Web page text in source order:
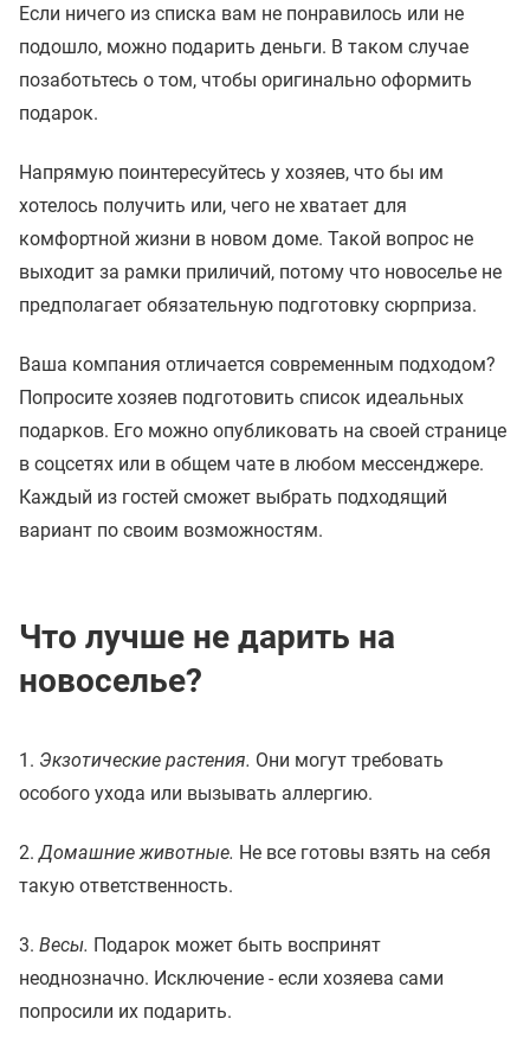
Если ничего из списка вам не понравилось или не
подошло, можно подарить деньги. В таком случае
позаботьтесь о том, чтобы оригинально оформить
подарок.
Напрямую поинтересуйтесь у хозяев, что бы им
хотелось получить или, чего не хватает для
комфортной жизни в новом доме. Такой вопрос не
выходит за рамки приличий, потому что новоселье не
предполагает обязательную подготовку сюрприза.
Ваша компания отличается современным подходом?
Попросите хозяев подготовить список идеальных
подарков. Его можно опубликовать на своей странице
в соцсетях или в общем чате в любом мессенджере.
Каждый из гостей сможет выбрать подходящий
вариант по своим возможностям.
Что лучше не дарить на
новоселье?
1. Экзотические растения. Они могут требовать
особого ухода или вызывать аллергию.
2. Домашние животные. Не все готовы взять на себя
такую ответственность.
3. Весы. Подарок может быть воспринят
неоднозначно. Исключение - если хозяева сами
попросили их подарить.